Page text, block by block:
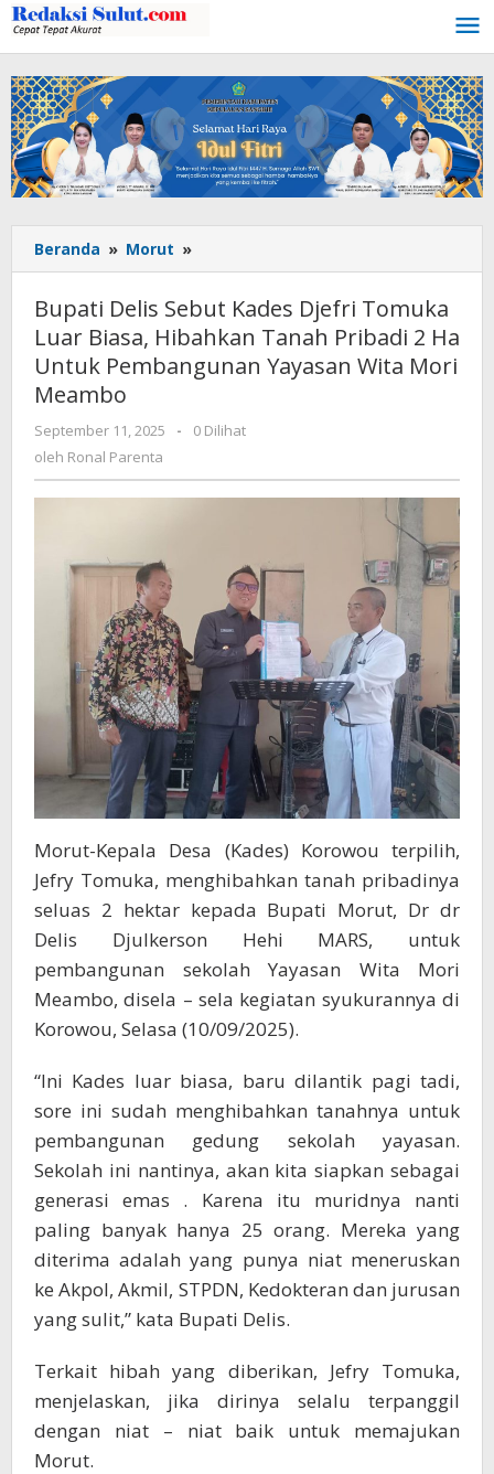
Lewati
ke
konten
Beranda » Morut »
Delis
Kades
Djefri
Tomuka
Hibahkan
Pribadi
2
Pembangunan
Yayasan
Wita
Mori
Meambo
Bupati Delis Sebut Kades Djefri Tomuka
Luar Biasa, Hibahkan Tanah Pribadi 2 Ha
Untuk Pembangunan Yayasan Wita Mori
Meambo
September 11, 2025
oleh
-
0 Dilihat
oleh Ronal Parenta
Morut-Kepala Desa (Kades) Korowou terpilih,
Jefry Tomuka, menghibahkan tanah pribadinya
seluas 2 hektar kepada Bupati Morut, Dr dr
Delis Djulkerson Hehi MARS, untuk
pembangunan sekolah Yayasan Wita Mori
Meambo, disela – sela kegiatan syukurannya di
Korowou, Selasa (10/09/2025).
“Ini Kades luar biasa, baru dilantik pagi tadi,
sore ini sudah menghibahkan tanahnya untuk
pembangunan gedung sekolah yayasan.
Sekolah ini nantinya, akan kita siapkan sebagai
generasi emas . Karena itu muridnya nanti
paling banyak hanya 25 orang. Mereka yang
diterima adalah yang punya niat meneruskan
ke Akpol, Akmil, STPDN, Kedokteran dan jurusan
yang sulit,” kata Bupati Delis.
Terkait hibah yang diberikan, Jefry Tomuka,
menjelaskan, jika dirinya selalu terpanggil
dengan niat – niat baik untuk memajukan
Morut.